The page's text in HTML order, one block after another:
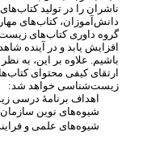
ناشران را در تولید کتاب
دانش آموزان، کتابهای
گروه داوری کتابهای
افزایش یابد و در آینده
باشیم. علاوه بر این، به
ارتقای کیفی محتوای کتاب
زیستشناسی خواهد شد:
اهداف برنامۀ درسی
شیوههای نوین سازمان
شیوههای علمی و